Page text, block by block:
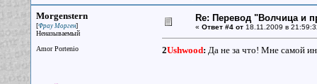
Morgenstern
[Фрау Морген]
Неназываемый
Amor Portenio
Re: Перевод "Волчица и
« Ответ #4 от18.11.2009 в
2Ushwood: Да не за что! Мне самой